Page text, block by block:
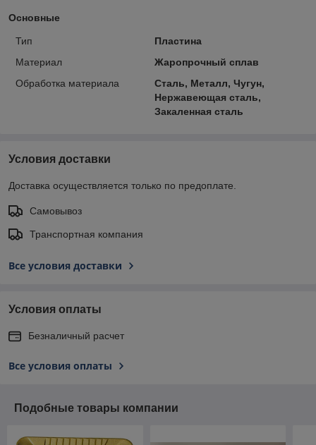
Основные
Тип
Пластина
Материал
Жаропрочный сплав
Обработка материала
Сталь, Металл, Чугун,
Нержавеющая сталь,
Закаленная сталь
Условия доставки
Доставка осуществляется только по предоплате.
Самовывоз
Транспортная компания
Все условия доставки
Условия оплаты
Безналичный расчет
Все условия оплаты
Подобные товары компании